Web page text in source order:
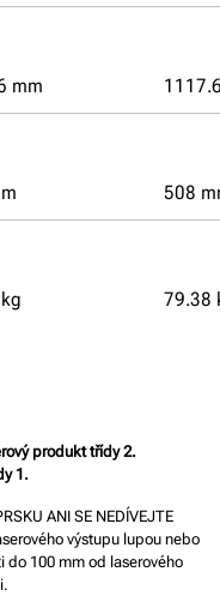
mm
508
kg 79.38
produkt třídy 2.
1 .
ANI SE NEDÍVEJTE
výstupu lupou nebo
100 mm od laserového